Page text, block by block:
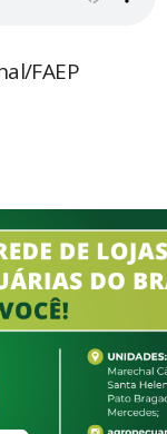
FAEP